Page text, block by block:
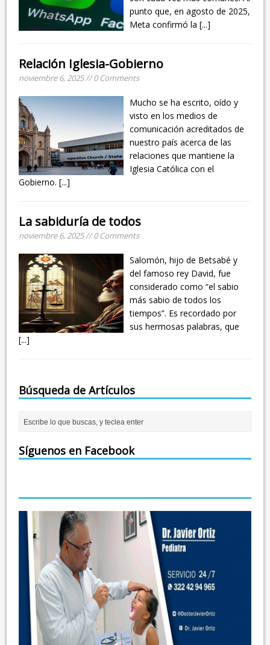
punto que, en agosto de 2025,
Meta confirmó la[...]
Relación Iglesia-Gobierno
noviembre 6, 2025 // 0 Comments
Mucho se ha escrito, oído y
visto en los medios de
comunicación acreditados de
nuestro país acerca de las
relaciones que mantiene la
Iglesia Católica con el
Gobierno.[...]
La sabiduría de todos
noviembre 6, 2025 // 0 Comments
Salomón, hijo de Betsabé y
del famoso rey David, fue
considerado como “el sabio
más sabio de todos los
tiempos”. Es recordado por
sus hermosas palabras, que
[...]
Búsqueda de Artículos
Síguenos en Facebook